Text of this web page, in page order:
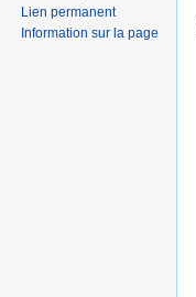
Lien permanent
Information sur la page